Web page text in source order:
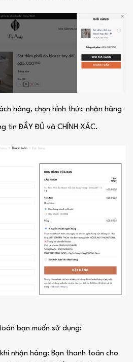
hàng, chọn hình thức nhận hàng
tin ĐẦY ĐỦ và CHÍNH XÁC.
bạn muốn sử dụng:
nhận hàng: Bạn thanh toán cho